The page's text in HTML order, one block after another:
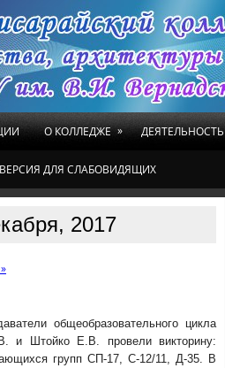
О КОЛЛЕДЖЕ » ДЕЯТЕЛЬНОСТЬ
ВЕРСИЯ ДЛЯ СЛАБОВИДЯЩИХ
2017
общеобразовательного цикла
и Штойко Е.В. провели викторину:
групп СП-17, С-12/11, Д-35. В